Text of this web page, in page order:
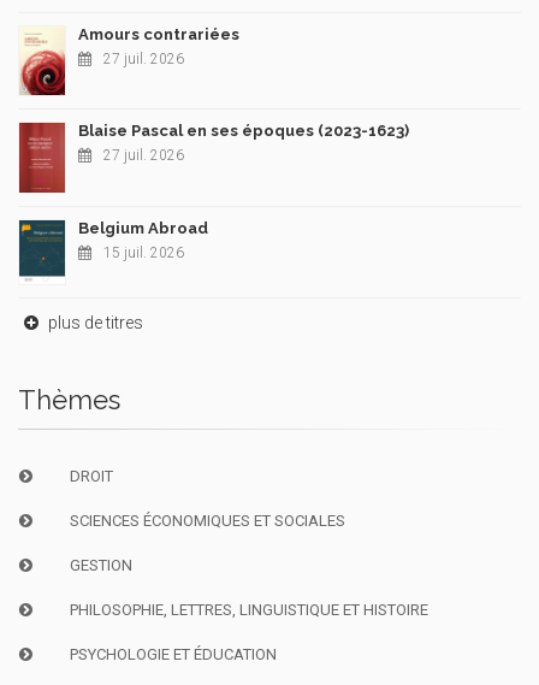
Amours contrariées
27 juil. 2026
Blaise Pascal en ses époques (2023-1623)
27 juil. 2026
Belgium Abroad
15 juil. 2026
plus de titres
Thèmes
DROIT
SCIENCES ÉCONOMIQUES ET SOCIALES
GESTION
PHILOSOPHIE, LETTRES, LINGUISTIQUE ET HISTOIRE
PSYCHOLOGIE ET ÉDUCATION